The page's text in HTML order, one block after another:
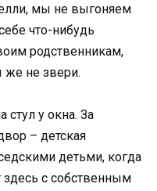
мы не выгоняем
что-нибудь
родственникам,
не звери.
стул у окна. За
– детская
детьми, когда
здесь с собственным